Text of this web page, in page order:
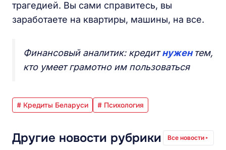
трагедией. Вы сами справитесь, вы
заработаете на квартиры, машины, на все.
Финансовый аналитик: кредитнужентем,
кто умеет грамотно им пользоваться
# Кредиты Беларуси # Психология
Другие новости рубрики Все новости